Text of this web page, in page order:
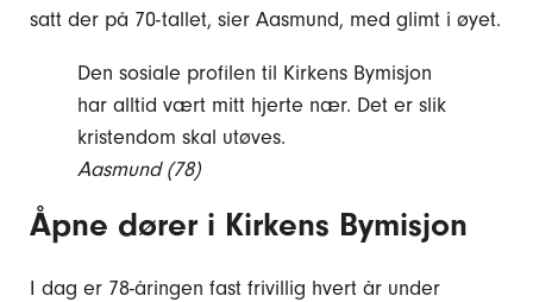
satt der på 70-tallet, sier Aasmund, med glimt i øyet.
Den sosiale profilen til Kirkens Bymisjon
har alltid vært mitt hjerte nær. Det er slik
kristendom skal utøves.
Aasmund (78)
Åpne dører i Kirkens Bymisjon
I dag er 78-åringen fast frivillig hvert år under